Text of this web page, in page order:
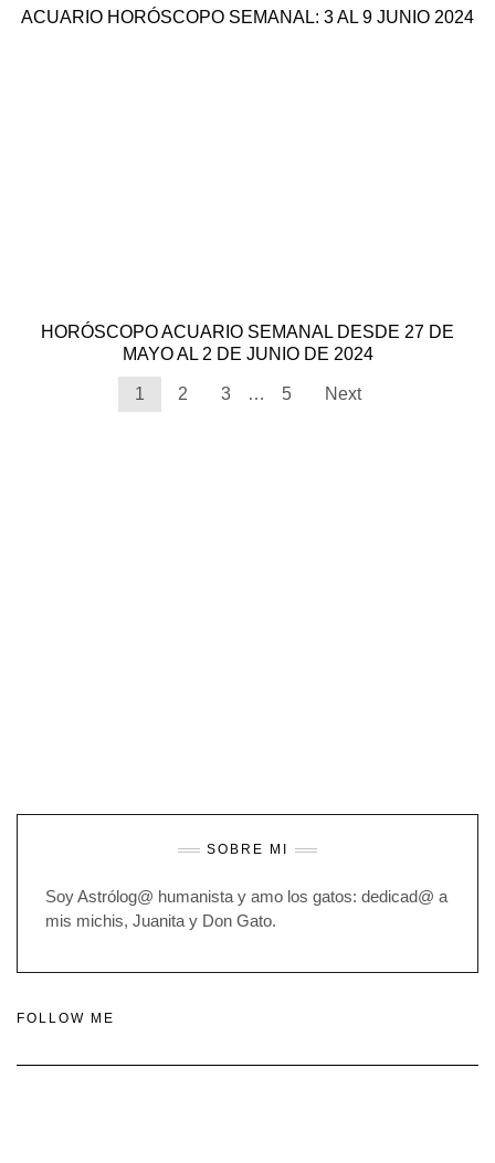
ACUARIO HORÓSCOPO SEMANAL: 3 AL 9 JUNIO 2024
HORÓSCOPO ACUARIO SEMANAL DESDE 27 DE
MAYO AL 2 DE JUNIO DE 2024
1 2 3 … 5 Next
SOBRE MI
Soy Astrólog@ humanista y amo los gatos: dedicad@ a
mis michis, Juanita y Don Gato.
FOLLOW ME